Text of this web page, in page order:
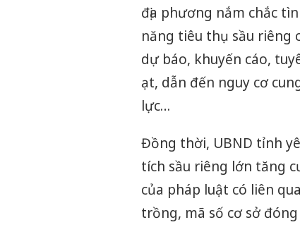
địa phương nắm chắc
năng tiêu thụ sầu riêng
dự báo, khuyến cáo,
ạt, dẫn đến nguy cơ
lực…
Đồng thời, UBND tỉnh
tích sầu riêng lớn tăng
của pháp luật có liên
trồng, mã số cơ sở